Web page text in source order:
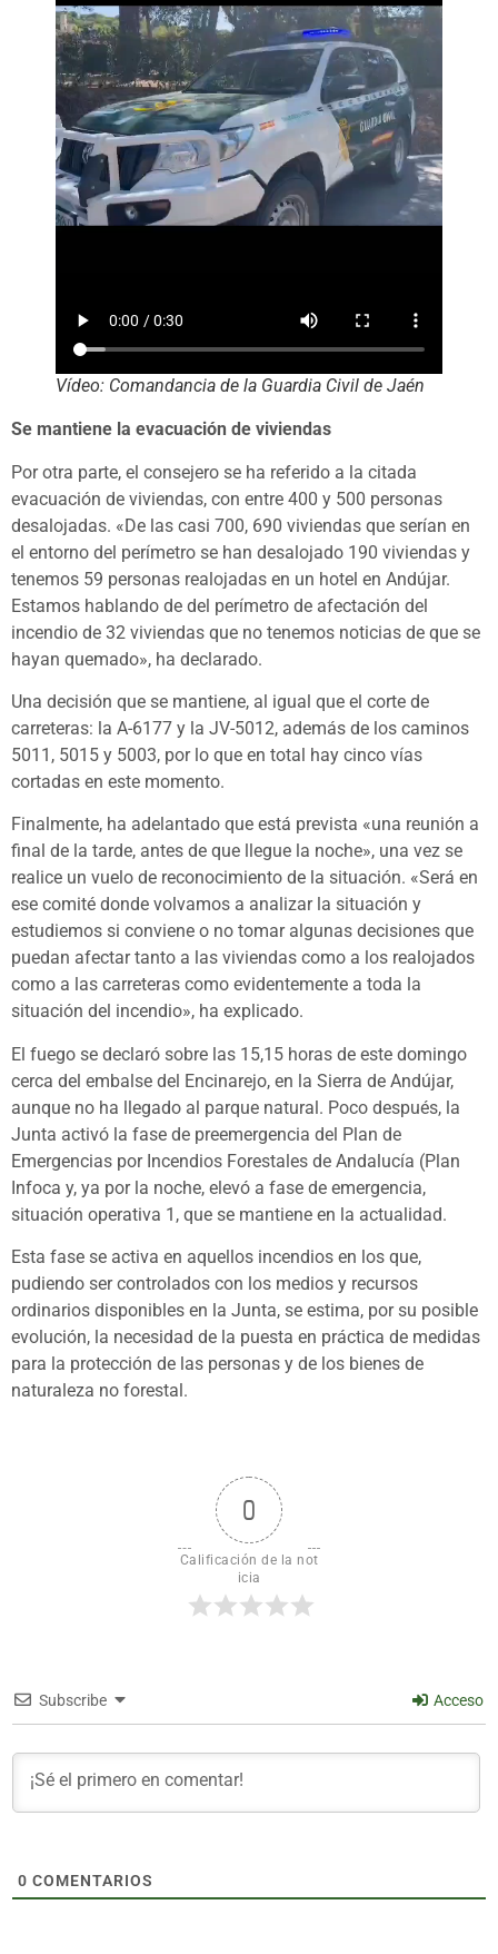
Vídeo: Comandancia de la Guardia Civil de Jaén
Se mantiene la evacuación de viviendas
Por otra parte, el consejero se ha referido a la citada
evacuación de viviendas, con entre 400 y 500 personas
desalojadas. «De las casi 700, 690 viviendas que serían en
el entorno del perímetro se han desalojado 190 viviendas y
tenemos 59 personas realojadas en un hotel en Andújar.
Estamos hablando de del perímetro de afectación del
incendio de 32 viviendas que no tenemos noticias de que se
hayan quemado», ha declarado.
Una decisión que se mantiene, al igual que el corte de
carreteras: la A-6177 y la JV-5012, además de los caminos
5011, 5015 y 5003, por lo que en total hay cinco vías
cortadas en este momento.
Finalmente, ha adelantado que está prevista «una reunión a
final de la tarde, antes de que llegue la noche», una vez se
realice un vuelo de reconocimiento de la situación. «Será en
ese comité donde volvamos a analizar la situación y
estudiemos si conviene o no tomar algunas decisiones que
puedan afectar tanto a las viviendas como a los realojados
como a las carreteras como evidentemente a toda la
situación del incendio», ha explicado.
El fuego se declaró sobre las 15,15 horas de este domingo
cerca del embalse del Encinarejo, en la Sierra de Andújar,
aunque no ha llegado al parque natural. Poco después, la
Junta activó la fase de preemergencia del Plan de
Emergencias por Incendios Forestales de Andalucía (Plan
Infoca y, ya por la noche, elevó a fase de emergencia,
situación operativa 1, que se mantiene en la actualidad.
Esta fase se activa en aquellos incendios en los que,
pudiendo ser controlados con los medios y recursos
ordinarios disponibles en la Junta, se estima, por su posible
evolución, la necesidad de la puesta en práctica de medidas
para la protección de las personas y de los bienes de
naturaleza no forestal.
0
Calificación de la not
icia
Subscribe Acceso
0 COMENTARIOS